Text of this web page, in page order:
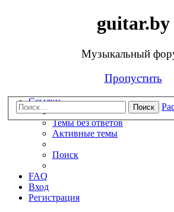
guitar.by
Музыкальный
Пропустить
Поиск
Ссылки
Темы без ответов
Активные темы
Поиск
FAQ
Вход
Регистрация